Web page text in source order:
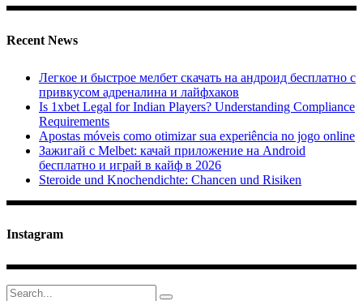
Recent News
Легкое и быстрое мелбет скачать на андроид бесплатно с
привкусом адреналина и лайфхаков
Is 1xbet Legal for Indian Players? Understanding Compliance
Requirements
Apostas móveis como otimizar sua experiência no jogo online
Зажигай с Melbet: качай приложение на Android
бесплатно и играй в кайф в 2026
Steroide und Knochendichte: Chancen und Risiken
Instagram
Search